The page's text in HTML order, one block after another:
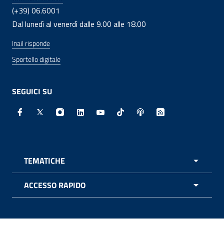
(+39) 06.6001
Dal lunedì al venerdì dalle 9.00 alle 18.00
Inail risponde
Sportello digitale
SEGUICI SU
Facebook - Sito esterno - Apertura in nuova finestra
X - Sito esterno - Apertura in nuova finestra
Instagram - Sito esterno - Apertura in
Linkedin - Sito esterno - Apertura in
Youtube - Sito esterno -
TikTok - Sito esterno -
Spreaker - Sito
Feed RSS -
TEMATICHE
ACCESSO RAPIDO